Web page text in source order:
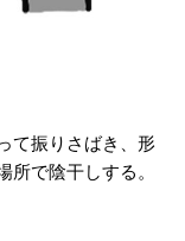
て振りさばき、形
所で陰干しする。